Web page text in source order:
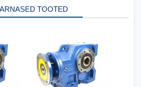
TOOTED